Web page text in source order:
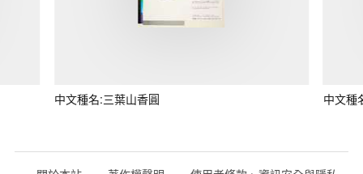
中文種名:三葉山香圓 中文種